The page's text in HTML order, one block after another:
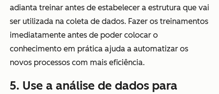
adianta treinar antes de estabelecer a estrutura que vai
ser utilizada na coleta de dados. Fazer os treinamentos
imediatamente antes de poder colocar o
conhecimento em prática ajuda a automatizar os
novos processos com mais eficiência.
5. Use a análise de dados para